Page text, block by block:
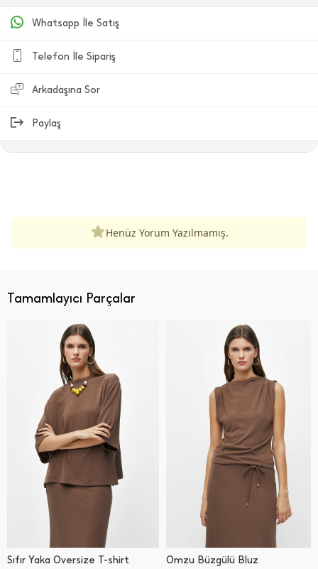
Whatsapp İle Satış
Telefon İle Sipariş
Arkadaşına Sor
Paylaş
Henüz Yorum Yazılmamış.
Tamamlayıcı Parçalar
Sıfır Yaka Oversize T-shirt Omzu Büzgülü Bluz